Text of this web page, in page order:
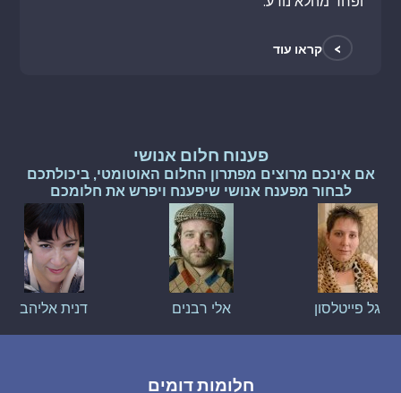
> קראו עוד
פענוח חלום אנושי
אם אינכם מרוצים מפתרון החלום האוטומטי, ביכולתכם
לבחור מפענח אנושי שיפענח ויפרש את חלומכם
גל פייטלסון אלי רבנים דנית אליהב
חלומות דומים